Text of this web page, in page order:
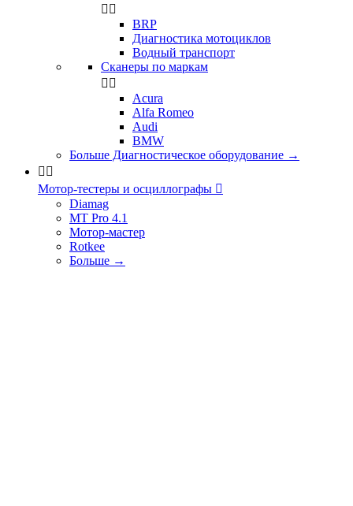
 
BRP
Диагностика мотоциклов
Водный транспорт
Сканеры по маркам
 
Acura
Alfa Romeo
Audi
BMW
Больше Диагностическое оборудование →
 
Мотор-тестеры и осциллографы 
Diamag
MT Pro 4.1
Мотор-мастер
Rotkee
Больше →